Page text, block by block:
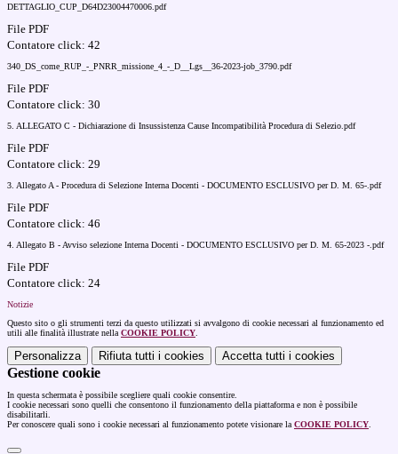
DETTAGLIO_CUP_D64D23004470006.pdf
File PDF
Contatore click: 42
340_DS_come_RUP_-_PNRR_missione_4_-_D__Lgs__36-2023-job_3790.pdf
File PDF
Contatore click: 30
5. ALLEGATO C - Dichiarazione di Insussistenza Cause Incompatibilità Procedura di Selezio.pdf
File PDF
Contatore click: 29
3. Allegato A - Procedura di Selezione Interna Docenti - DOCUMENTO ESCLUSIVO per D. M. 65-.pdf
File PDF
Contatore click: 46
4. Allegato B - Avviso selezione Interna Docenti - DOCUMENTO ESCLUSIVO per D. M. 65-2023 -.pdf
File PDF
Contatore click: 24
Notizie
Questo sito o gli strumenti terzi da questo utilizzati si avvalgono di cookie necessari al funzionamento ed
utili alle finalità illustrate nella COOKIE POLICY
Personalizza Rifiuta tutti i cookies Accetta tutti i cookies
Gestione cookie
In questa schermata è possibile scegliere quali cookie consentire.
I cookie necessari sono quelli che consentono il funzionamento della piattaforma e non è possibile
disabilitarli.
Per conoscere quali sono i cookie necessari al funzionamento potete visionare la COOKIE POLICY